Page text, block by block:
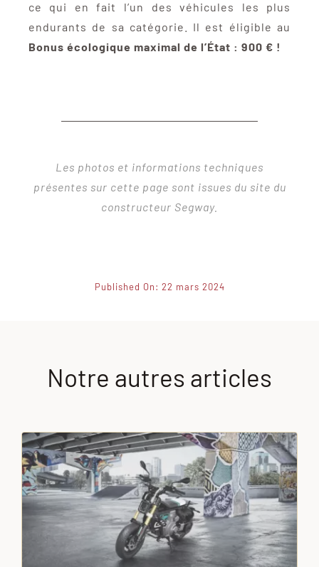
ce qui en fait l’un des véhicules les plus
endurants de sa catégorie. Il est éligible au
Bonus écologique maximal de l’État : 900 € !
Les photos et informations techniques
présentes sur cette page sont issues du site du
constructeur Segway.
Published On: 22 mars 2024
Notre autres articles